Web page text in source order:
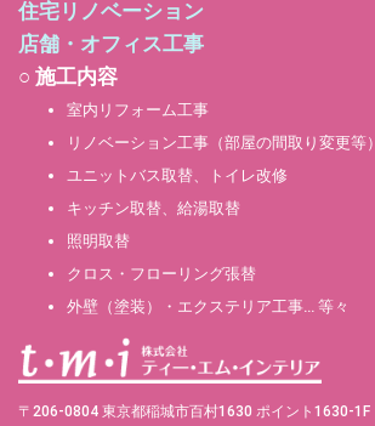
住宅リノベーション
店舗・オフィス工事
○ 施工内容
室内リフォーム工事
リノベーション工事（部屋の間取り変更等）
ユニットバス取替、トイレ改修
キッチン取替、給湯取替
照明取替
クロス・フローリング張替
外壁（塗装）・エクステリア工事… 等々
〒206-0804 東京都稲城市百村1630 ポイント1630-1F